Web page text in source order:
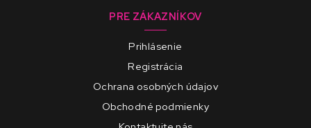
PRE ZÁKAZNÍKOV
Prihlásenie
Registrácia
Ochrana osobných údajov
Obchodné podmienky